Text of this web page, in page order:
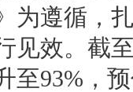
为遵循，
见效。截
至93%，